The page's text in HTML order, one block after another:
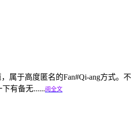
属于高度匿名的Fan#Qi-ang方式。不
有备无......阅全文